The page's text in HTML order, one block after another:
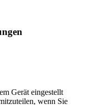
Gerät eingestellt
wenn Sie